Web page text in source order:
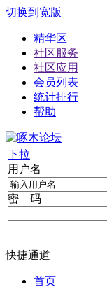
切换到宽版
精华区
社区服务
社区应用
会员列表
统计排行
帮助
下拉
用户名
密 码
快捷通道
首页